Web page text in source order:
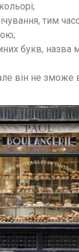
тим
букв,
він не зможе